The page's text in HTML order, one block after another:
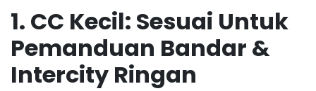
1. CC Kecil: Sesuai Untuk
Pemanduan Bandar &
Intercity Ringan